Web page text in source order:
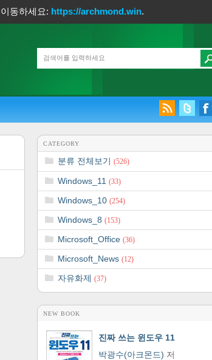
동하세요: https://archmond.win.
CATEGORY
분류 전체보기 (526)
Windows_11 (33)
Windows_10 (254)
Windows_8 (153)
Microsoft_Office (36)
Microsoft_News (12)
자유화제 (37)
NEW BOOK
진짜 쓰는 윈도우 11
박광수(아크몬드) 저